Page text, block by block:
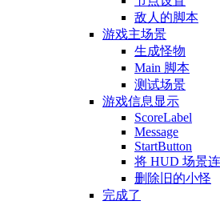
敌人的脚本
游戏主场景
生成怪物
Main 脚本
测试场景
游戏信息显示
ScoreLabel
Message
StartButton
将 HUD 场景
删除旧的小怪
完成了